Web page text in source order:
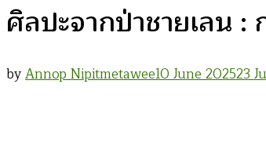
ศิลปะจากป่าชายเลน :
byAnnop Nipitmetawee10 June 202523